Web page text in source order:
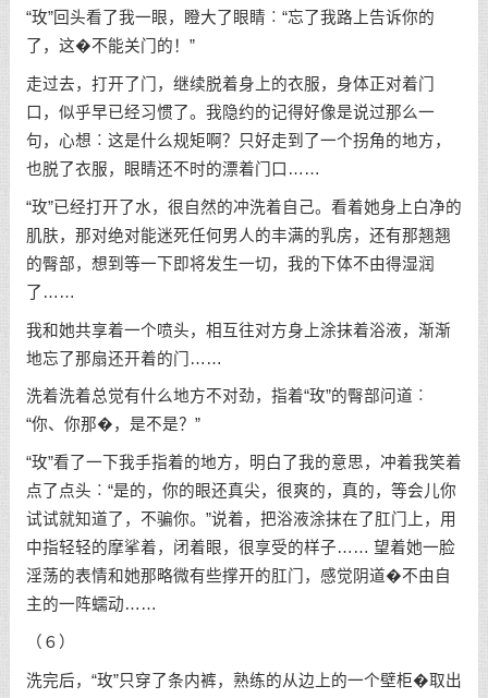
“玫”回头看了我一眼，瞪大了眼睛︰“忘了我路上告诉你的
了，这�不能关门的！”
走过去，打开了门，继续脱着身上的衣服，身体正对着门
口，似乎早已经习惯了。我隐约的记得好像是说过那么一
句，心想︰这是什么规矩啊？只好走到了一个拐角的地方，
也脱了衣服，眼睛还不时的漂着门口……
“玫”已经打开了水，很自然的冲洗着自己。看着她身上白净的
肌肤，那对绝对能迷死任何男人的丰满的乳房，还有那翘翘
的臀部，想到等一下即将发生一切，我的下体不由得湿润
了……
我和她共享着一个喷头，相互往对方身上涂抹着浴液，渐渐
地忘了那扇还开着的门……
洗着洗着总觉有什么地方不对劲，指着“玫”的臀部问道︰
“你、你那�，是不是？”
“玫”看了一下我手指着的地方，明白了我的意思，冲着我笑着
点了点头︰“是的，你的眼还真尖，很爽的，真的，等会儿你
试试就知道了，不骗你。”说着，把浴液涂抹在了肛门上，用
中指轻轻的摩挲着，闭着眼，很享受的样子…… 望着她一脸
淫荡的表情和她那略微有些撑开的肛门，感觉阴道�不由自
主的一阵蠕动……
（６）
洗完后，“玫”只穿了条内裤，熟练的从边上的一个壁柜�取出